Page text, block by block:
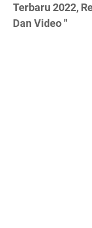
Terbaru 2022,
Dan Video "